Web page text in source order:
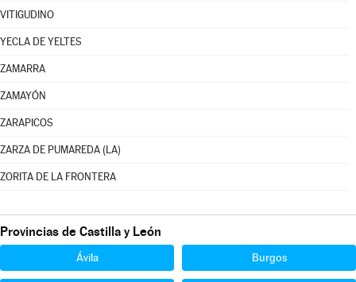
VITIGUDINO
YECLA DE YELTES
ZAMARRA
ZAMAYÓN
ZARAPICOS
ZARZA DE PUMAREDA (LA)
ZORITA DE LA FRONTERA
Provincias de Castilla y León
Ávila Burgos